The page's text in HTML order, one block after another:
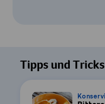
Ihre Zustimmung
durch YouTube
Tipps und Tricks